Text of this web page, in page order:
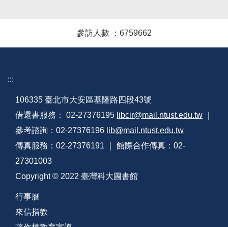
參訪人數 ： 6759662
:::
106335 臺北市大安區基隆路四段43號
借還書服務： 02-27376195 libcir@mail.ntust.edu.tw
參考諮詢：02-27376196 lib@mail.ntust.edu.tw
傳真服務：02-27376191 ｜ 館際合作傳真：02-
27301003
Copyright © 2022 臺灣科大圖書館
行事曆
來信指教